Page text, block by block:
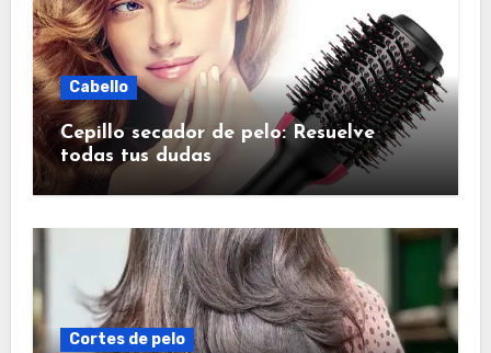
Cabello
Cepillo secador de pelo: Resuelve
todas tus dudas
Cortes de pelo